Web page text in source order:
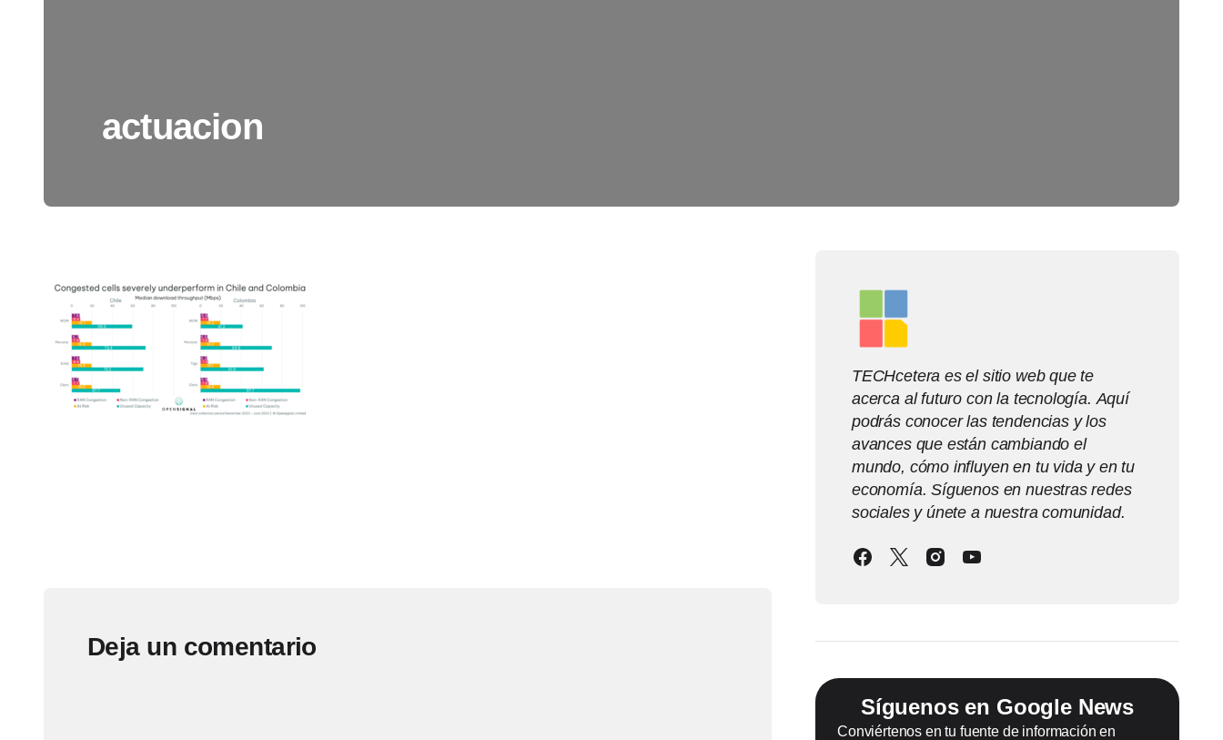
actuacion
Deja un comentario
TECHcetera es el sitio web que te
acerca al futuro con la tecnología. Aquí
podrás conocer las tendencias y los
avances que están cambiando el
mundo, cómo influyen en tu vida y en tu
economía. Síguenos en nuestras redes
sociales y únete a nuestra comunidad.
Síguenos en Google News
Conviértenos en tu fuente de información en